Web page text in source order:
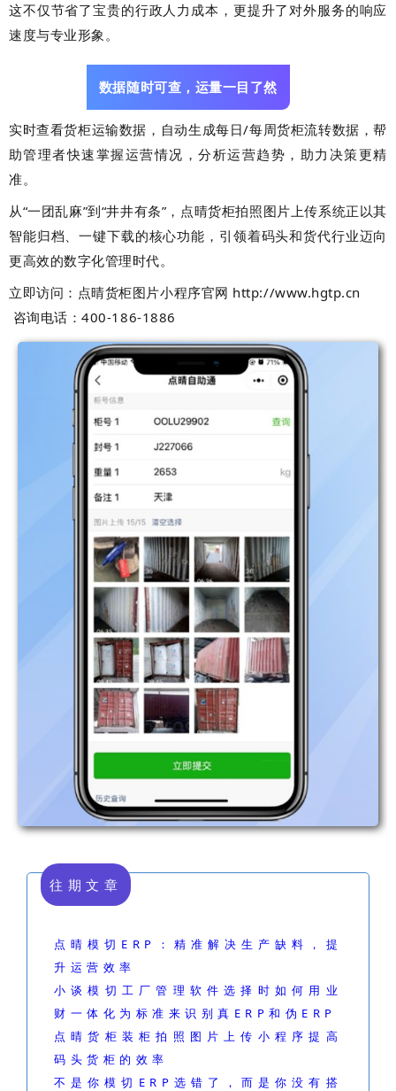
这不仅节省了宝贵的行政人力成本，更提升了对外服务的响应
速度与专业形象。
数据随时可查，运量一目了然
实时查看货柜运输数据，自动生成每日/每周货柜流转数据，帮
助管理者快速掌握运营情况，分析运营趋势，助力决策更精
准。
从“一团乱麻”到“井井有条”，点晴货柜拍照图片上传系统正以其
智能归档、一键下载的核心功能，引领着码头和货代行业迈向
更高效的数字化管理时代。
立即访问：点晴货柜图片小程序官网 http://www.hgtp.cn
咨询电话：400-186-1886
往期文章
点晴模切ERP：精准解决生产缺料，提
升运营效率
小谈模切工厂管理软件选择时如何用业
财一体化为标准来识别真ERP和伪ERP
点晴货柜装柜拍照图片上传小程序提高
码头货柜的效率
不是你模切ERP选错了，而是你没有搭